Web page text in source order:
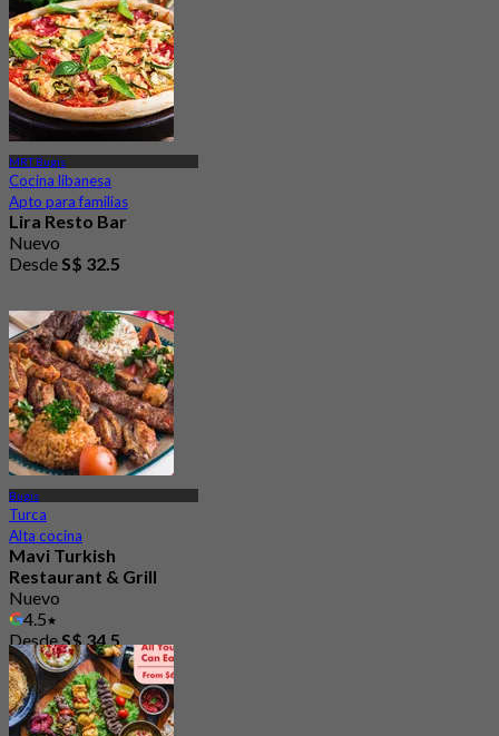
MRT Bugis
Cocina libanesa
Apto para familias
Lira Resto Bar
Nuevo
DesdeS$ 32.5
Bugis
Turca
Alta cocina
Mavi Turkish
Restaurant & Grill
Nuevo
4.5
DesdeS$ 34.5